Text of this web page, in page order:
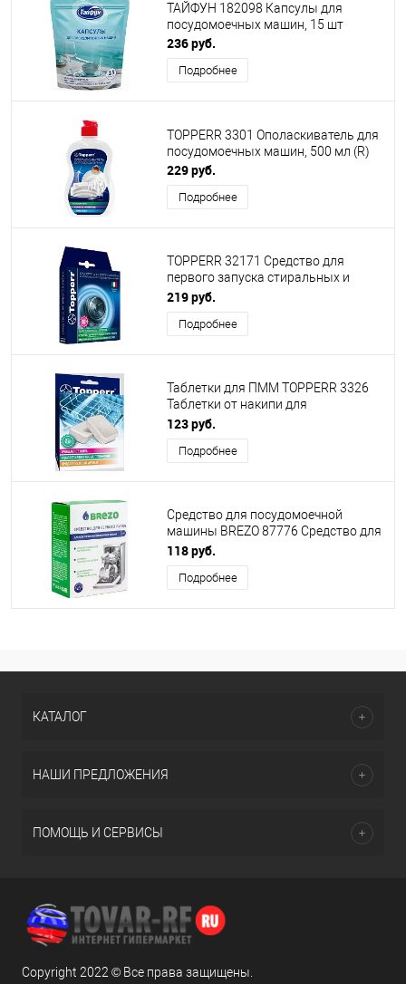
ТАЙФУН 182098 Капсулы для
посудомоечных машин, 15 шт
236 руб.
Подробнее
TOPPERR 3301 Ополаскиватель для
посудомоечных машин, 500 мл (R)
229 руб.
Подробнее
TOPPERR 32171 Средство для
первого запуска стиральных и
посудомоечных машин, 250 г
219 руб.
Подробнее
Таблетки для ПММ TOPPERR 3326
Таблетки от накипи для
посудомоечных машин, 4 шт.*16 г
123 руб.
Подробнее
Средство для посудомоечной
машины BREZO 87776 Средство для
первого пуска для посудомоечной
машины 125 г.
118 руб.
Подробнее
КАТАЛОГ
НАШИ ПРЕДЛОЖЕНИЯ
ПОМОЩЬ И СЕРВИСЫ
Copyright 2022 © Все права защищены.